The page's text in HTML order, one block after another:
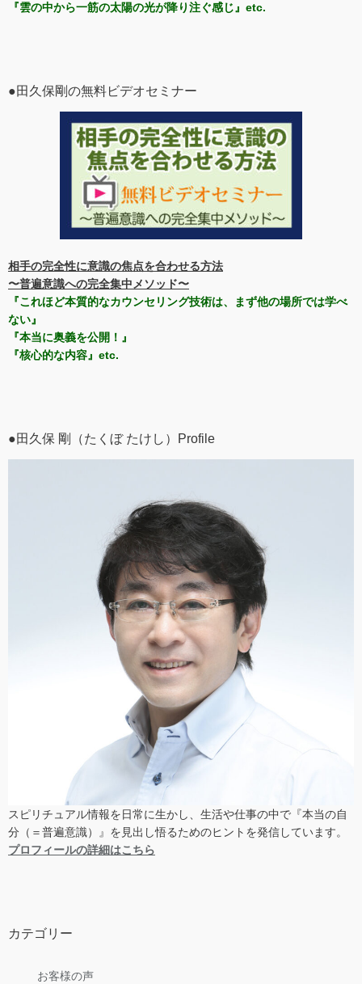
『雲の中から一筋の太陽の光が降り注ぐ感じ』etc.
●田久保剛の無料ビデオセミナー
相手の完全性に意識の焦点を合わせる方法
〜普遍意識への完全集中メソッド〜
『これほど本質的なカウンセリング技術は、まず他の場所では学べ
ない』
『本当に奥義を公開！』
『核心的な内容』etc.
●田久保 剛（たくぼ たけし）Profile
スピリチュアル情報を日常に生かし、生活や仕事の中で『本当の自
分（＝普遍意識）』を見出し悟るためのヒントを発信しています。
プロフィールの詳細はこちら
カテゴリー
お客様の声